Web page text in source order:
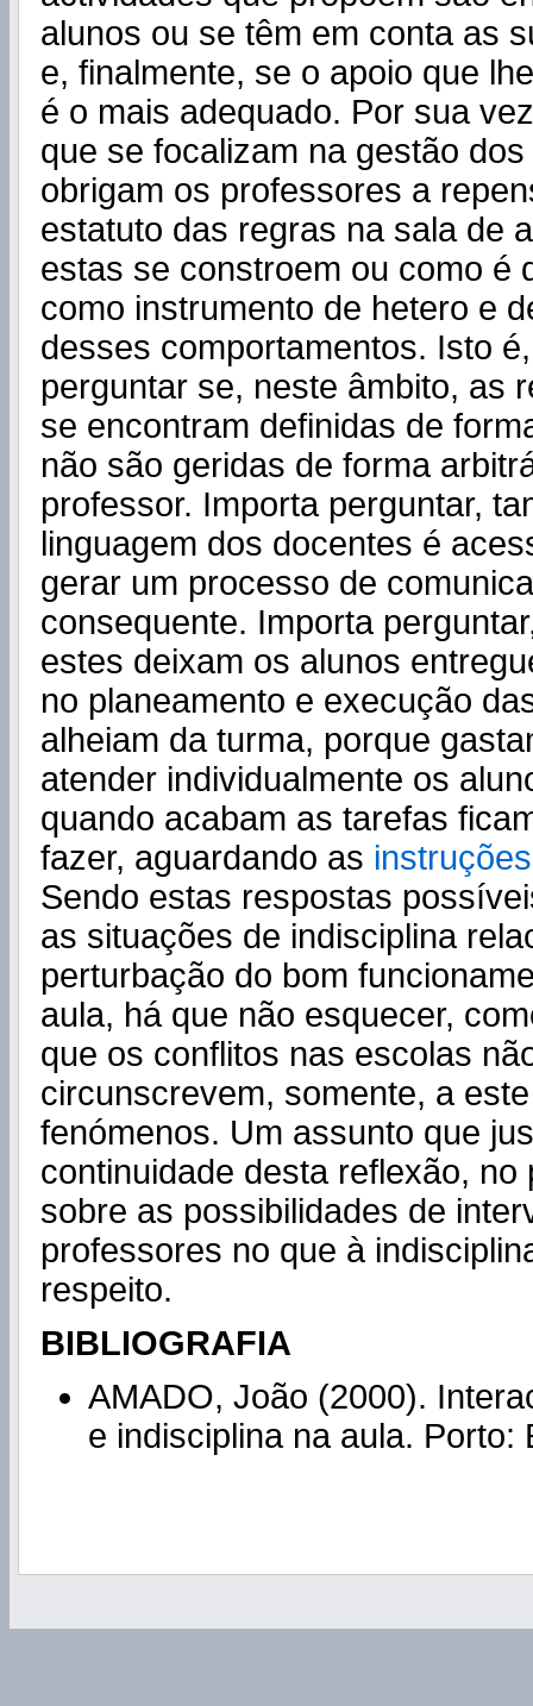
alunos ou se têm em conta as
e, finalmente, se o apoio que
é o mais adequado. Por sua
que se focalizam na gestão
obrigam os professores a
estatuto das regras na sala de
estas se constroem ou como é
como instrumento de hetero e
desses comportamentos. Isto
perguntar se, neste âmbito, as
se encontram definidas de
não são geridas de forma
professor. Importa perguntar,
linguagem dos docentes é
gerar um processo de
consequente. Importa
estes deixam os alunos
no planeamento e execução
alheiam da turma, porque
atender individualmente os
quando acabam as tarefas
fazer, aguardando as instruções
Sendo estas respostas
as situações de indisciplina
perturbação do bom
aula, há que não esquecer,
que os conflitos nas escolas
circunscrevem, somente, a
fenómenos. Um assunto que
continuidade desta reflexão, no
sobre as possibilidades de
professores no que à
respeito.
BIBLIOGRAFIA
AMADO, João (2000).
e indisciplina na aula. Porto: